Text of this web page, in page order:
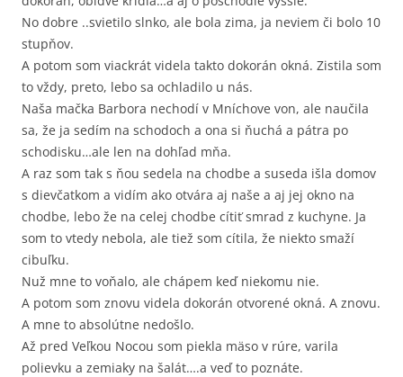
No dobre ..svietilo slnko, ale bola zima, ja neviem či bolo 10
stupňov.
A potom som viackrát videla takto dokorán okná. Zistila som
to vždy, preto, lebo sa ochladilo u nás.
Naša mačka Barbora nechodí v Mníchove von, ale naučila
sa, že ja sedím na schodoch a ona si ňuchá a pátra po
schodisku…ale len na dohľad mňa.
A raz som tak s ňou sedela na chodbe a suseda išla domov
s dievčatkom a vidím ako otvára aj naše a aj jej okno na
chodbe, lebo že na celej chodbe cítiť smrad z kuchyne. Ja
som to vtedy nebola, ale tiež som cítila, že niekto smaží
cibuľku.
Nuž mne to voňalo, ale chápem keď niekomu nie.
A potom som znovu videla dokorán otvorené okná. A znovu.
A mne to absolútne nedošlo.
Až pred Veľkou Nocou som piekla mäso v rúre, varila
polievku a zemiaky na šalát….a veď to poznáte.